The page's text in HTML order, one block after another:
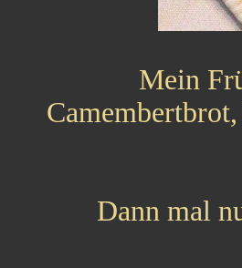
Mein
Dann mal